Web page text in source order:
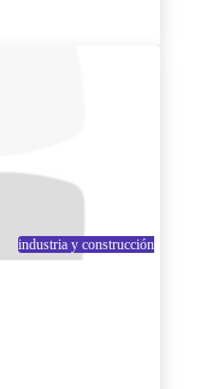
industria y construcción